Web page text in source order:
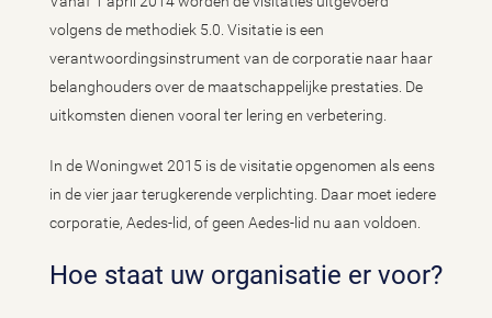
volgens de methodiek 5.0. Visitatie is een
verantwoordingsinstrument van de corporatie naar haar
belanghouders over de maatschappelijke prestaties. De
uitkomsten dienen vooral ter lering en verbetering.
In de Woningwet 2015 is de visitatie opgenomen als eens
in de vier jaar terugkerende verplichting. Daar moet iedere
corporatie, Aedes-lid, of geen Aedes-lid nu aan voldoen.
Hoe staat uw organisatie er voor?